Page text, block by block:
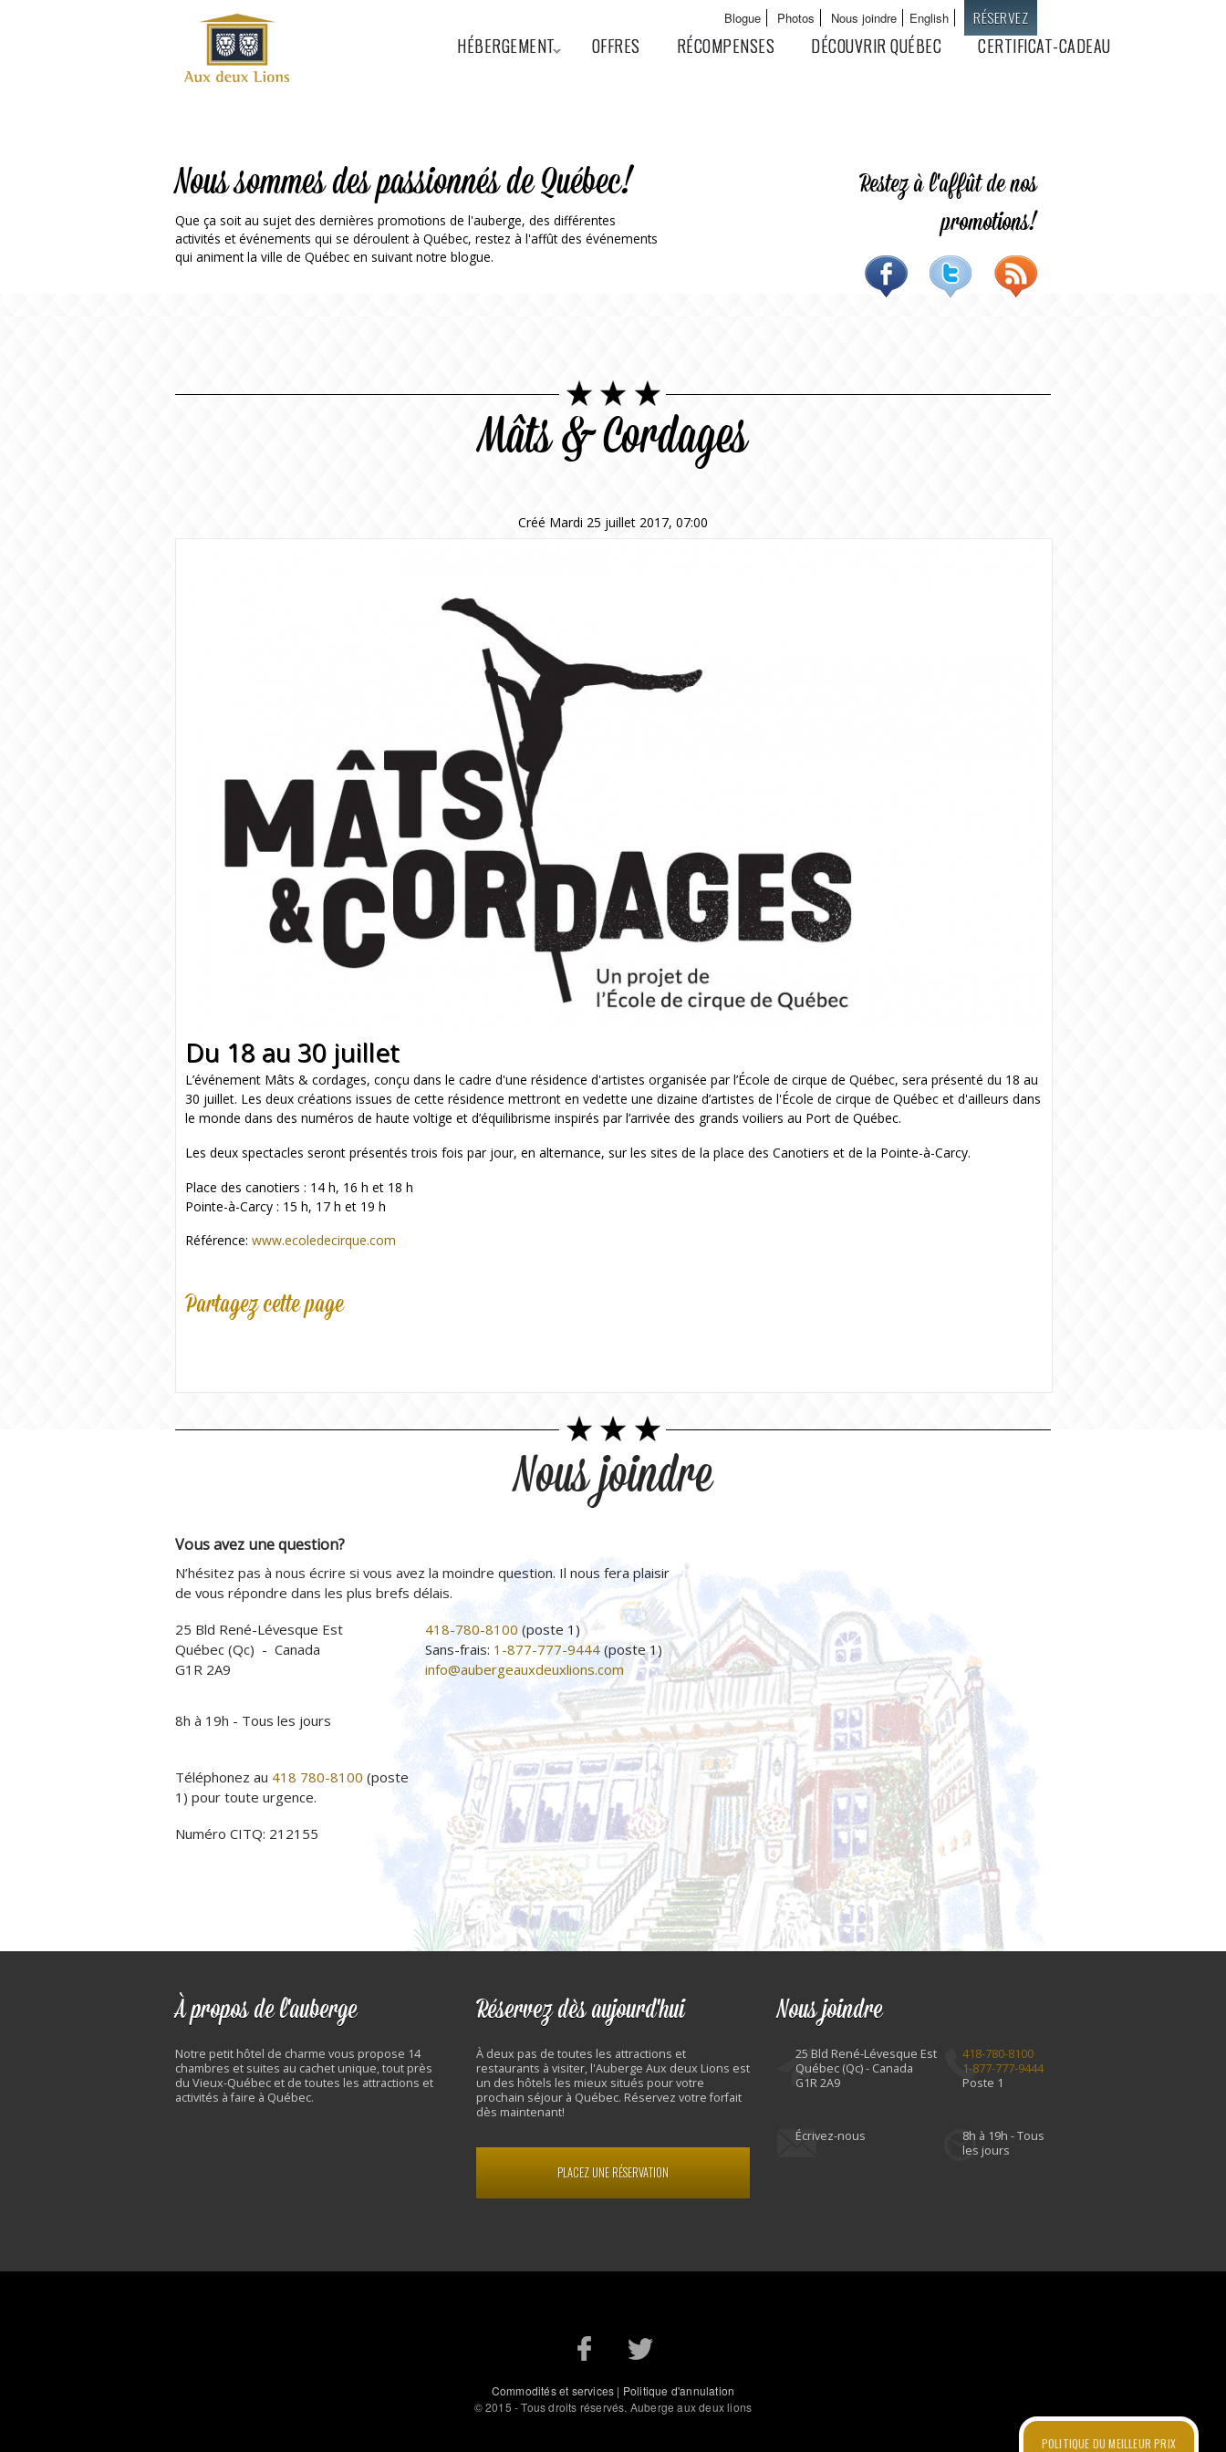
principal
Site
officiel
de
Langues
English
Blogue Photos Nous joindre
HÉBERGEMENT OFFRES RÉCOMPENSES DÉCOUVRIR QUÉBEC CERTIFICAT-CADEAU
RÉSERVEZ
Restez à l'affût de nos
promotions!
Nous sommes des passionnés de Québec!
Que ça soit au sujet des dernières promotions de l'auberge, des différentes
activités et événements qui se déroulent à Québec, restez à l'affût des événements
qui animent la ville de Québec en suivant notre blogue.
Mâts & Cordages
Créé Mardi 25 juillet 2017, 07:00
Du 18 au 30 juillet
L’événement Mâts & cordages, conçu dans le cadre d'une résidence d'artistes organisée par l’École de cirque de Québec, sera présenté du 18 au
30 juillet. Les deux créations issues de cette résidence mettront en vedette une dizaine d’artistes de l'École de cirque de Québec et d'ailleurs dans
le monde dans des numéros de haute voltige et d’équilibrisme inspirés par l’arrivée des grands voiliers au Port de Québec.
Les deux spectacles seront présentés trois fois par jour, en alternance, sur les sites de la place des Canotiers et de la Pointe-à-Carcy.
Place des canotiers : 14 h, 16 h et 18 h
Pointe-à-Carcy : 15 h, 17 h et 19 h
Référence: www.ecoledecirque.com
Partagez cette page
Nous joindre
Vous avez une question?
N’hésitez pas à nous écrire si vous avez la moindre question. Il nous fera plaisir
de vous répondre dans les plus brefs délais.
25 Bld René-Lévesque Est
Québec (Qc) - Canada
G1R 2A9
418-780-8100 (poste 1)
Sans-frais: 1-877-777-9444 (poste 1)
info@aubergeauxdeuxlions.com
8h à 19h - Tous les jours
Téléphonez au 418 780-8100 (poste
1) pour toute urgence.
Numéro CITQ: 212155
À propos de l'auberge
Notre petit hôtel de charme vous propose 14
chambres et suites au cachet unique, tout près
du Vieux-Québec et de toutes les attractions et
activités à faire à Québec.
Réservez dès aujourd'hui
À deux pas de toutes les attractions et
restaurants à visiter, l'Auberge Aux deux Lions est
un des hôtels les mieux situés pour votre
prochain séjour à Québec. Réservez votre forfait
dès maintenant!
PLACEZ UNE RÉSERVATION
Nous joindre
25 Bld René-Lévesque Est
Québec (Qc) - Canada
G1R 2A9
418-780-8100
1-877-777-9444
Poste 1
Écrivez-nous
8h à 19h - Tous
les jours
Commodités et services | Politique d'annulation
© 2015 - Tous droits réservés. Auberge aux deux lions
POLITIQUE DU MEILLEUR PRIX